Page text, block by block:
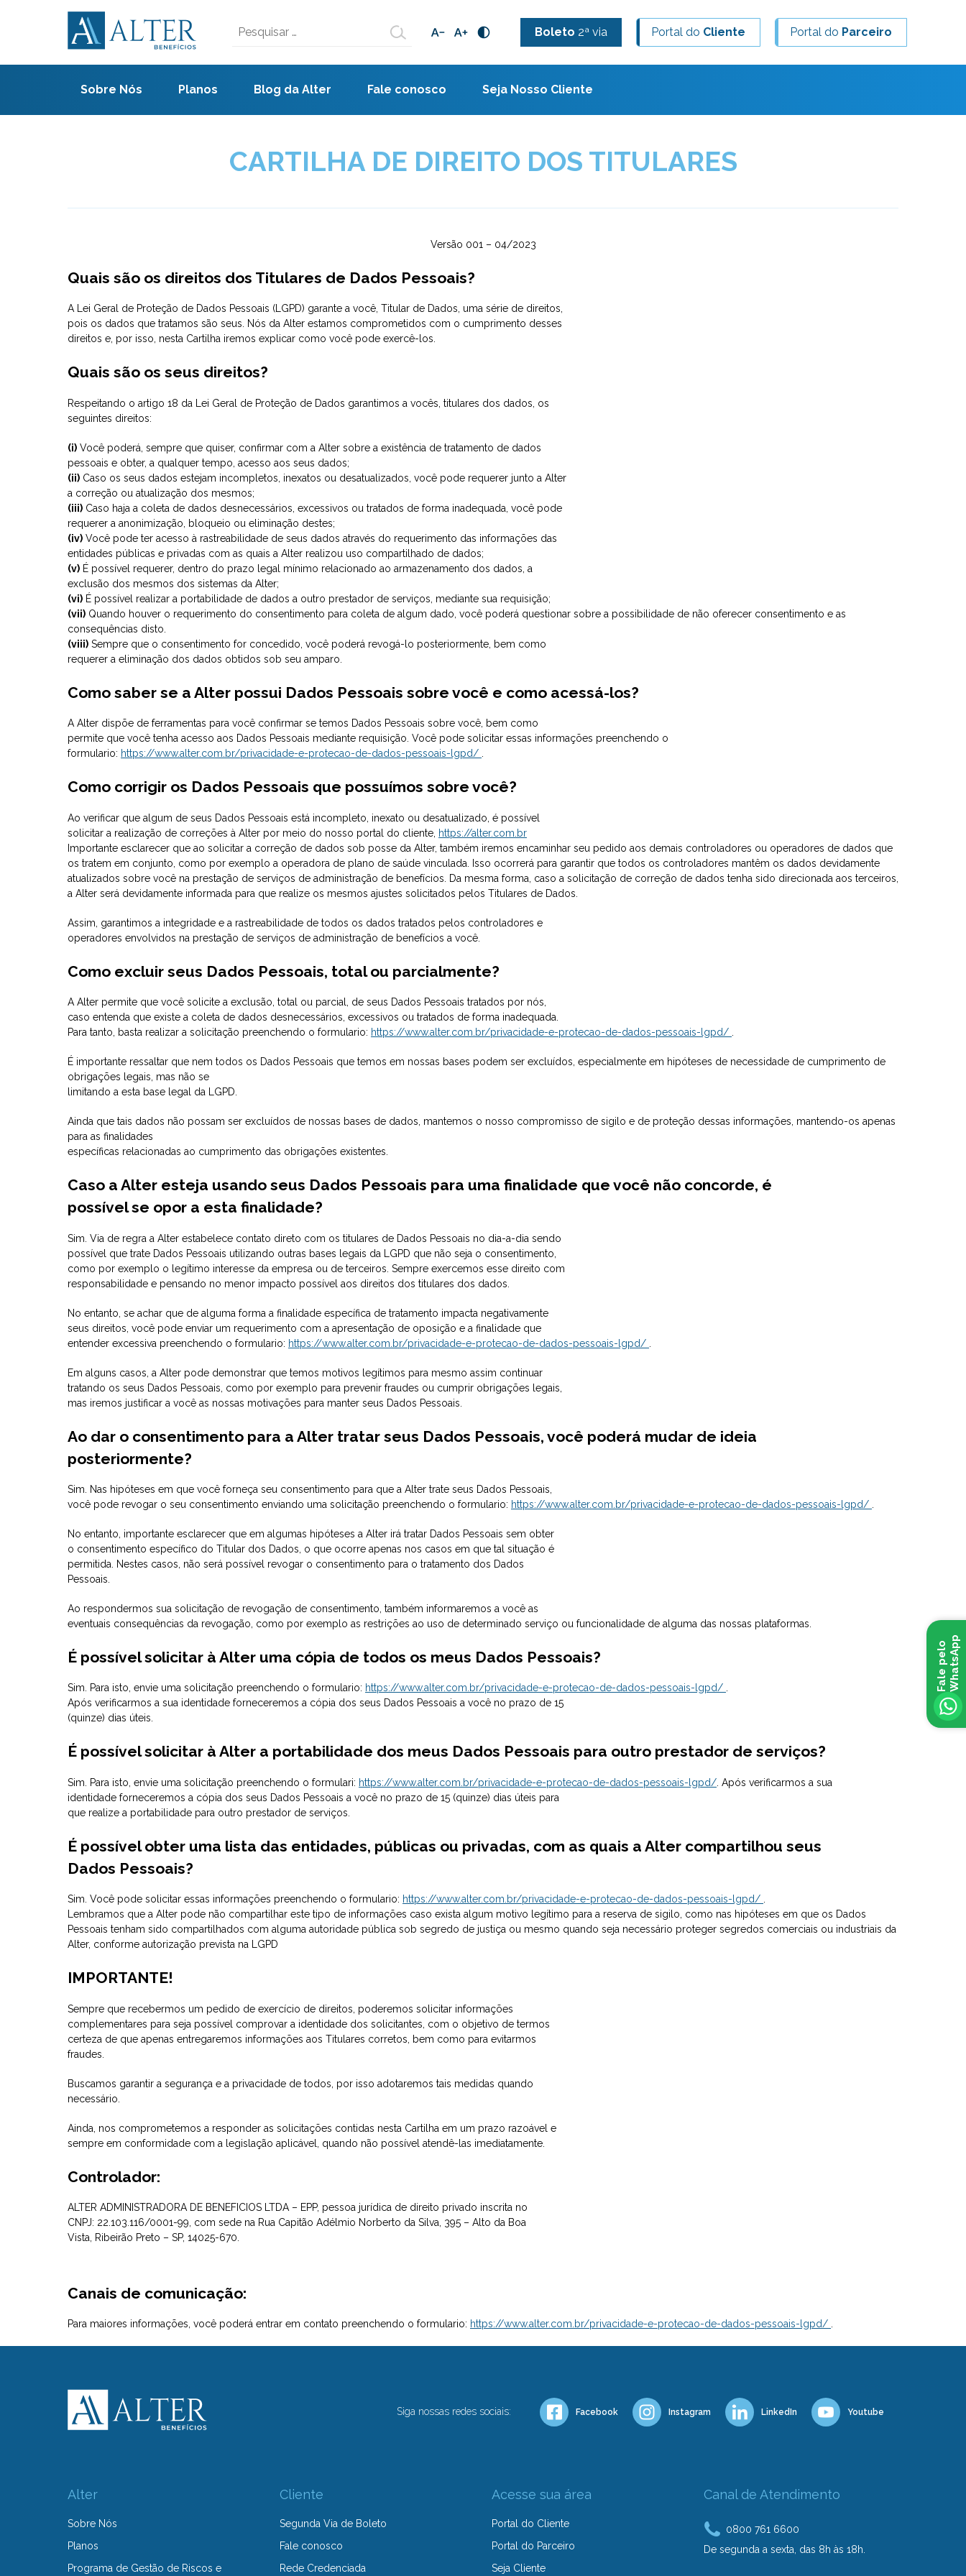
Pesquisar
Boleto 2ª via Portal do Cliente Portal do Parceiro
Sobre Nós Planos Blog da Alter Fale conosco Seja Nosso Cliente
CARTILHA DE DIREITO DOS TITULARES
Versão 001 – 04/2023
Quais são os direitos dos Titulares de Dados Pessoais?
A Lei Geral de Proteção de Dados Pessoais (LGPD) garante a você, Titular de Dados, uma série de direitos,
pois os dados que tratamos são seus. Nós da Alter estamos comprometidos com o cumprimento desses
direitos e, por isso, nesta Cartilha iremos explicar como você pode exercê-los.
Quais são os seus direitos?
Respeitando o artigo 18 da Lei Geral de Proteção de Dados garantimos a vocês, titulares dos dados, os
seguintes direitos:
(i) Você poderá, sempre que quiser, confirmar com a Alter sobre a existência de tratamento de dados
pessoais e obter, a qualquer tempo, acesso aos seus dados;
(ii) Caso os seus dados estejam incompletos, inexatos ou desatualizados, você pode requerer junto a Alter
a correção ou atualização dos mesmos;
(iii) Caso haja a coleta de dados desnecessários, excessivos ou tratados de forma inadequada, você pode
requerer a anonimização, bloqueio ou eliminação destes;
(iv) Você pode ter acesso à rastreabilidade de seus dados através do requerimento das informações das
entidades públicas e privadas com as quais a Alter realizou uso compartilhado de dados;
(v) É possível requerer, dentro do prazo legal mínimo relacionado ao armazenamento dos dados, a
exclusão dos mesmos dos sistemas da Alter;
(vi) É possível realizar a portabilidade de dados a outro prestador de serviços, mediante sua requisição;
(vii) Quando houver o requerimento do consentimento para coleta de algum dado, você poderá questionar sobre a possibilidade de não oferecer consentimento e as
consequências disto.
(viii) Sempre que o consentimento for concedido, você poderá revogá-lo posteriormente, bem como
requerer a eliminação dos dados obtidos sob seu amparo.
Como saber se a Alter possui Dados Pessoais sobre você e como acessá-los?
A Alter dispõe de ferramentas para você confirmar se temos Dados Pessoais sobre você, bem como
permite que você tenha acesso aos Dados Pessoais mediante requisição. Você pode solicitar essas informações preenchendo o
formulario: https://www.alter.com.br/privacidade-e-protecao-de-dados-pessoais-lgpd/ .
Como corrigir os Dados Pessoais que possuímos sobre você?
Ao verificar que algum de seus Dados Pessoais está incompleto, inexato ou desatualizado, é possível
solicitar a realização de correções à Alter por meio do nosso portal do cliente, https://alter.com.br
Importante esclarecer que ao solicitar a correção de dados sob posse da Alter, também iremos encaminhar seu pedido aos demais controladores ou operadores de dados que
os tratem em conjunto, como por exemplo a operadora de plano de saúde vinculada. Isso ocorrerá para garantir que todos os controladores mantêm os dados devidamente
atualizados sobre você na prestação de serviços de administração de benefícios. Da mesma forma, caso a solicitação de correção de dados tenha sido direcionada aos terceiros,
a Alter será devidamente informada para que realize os mesmos ajustes solicitados pelos Titulares de Dados.
Assim, garantimos a integridade e a rastreabilidade de todos os dados tratados pelos controladores e
operadores envolvidos na prestação de serviços de administração de benefícios a você.
Como excluir seus Dados Pessoais, total ou parcialmente?
A Alter permite que você solicite a exclusão, total ou parcial, de seus Dados Pessoais tratados por nós,
caso entenda que existe a coleta de dados desnecessários, excessivos ou tratados de forma inadequada.
Para tanto, basta realizar a solicitação preenchendo o formulario: https://www.alter.com.br/privacidade-e-protecao-de-dados-pessoais-lgpd/
É importante ressaltar que nem todos os Dados Pessoais que temos em nossas bases podem ser excluídos, especialmente em hipóteses de necessidade de cumprimento de
obrigações legais, mas não se
limitando a esta base legal da LGPD.
Ainda que tais dados não possam ser excluídos de nossas bases de dados, mantemos o nosso compromisso de sigilo e de proteção dessas informações, mantendo-os apenas
para as finalidades
específicas relacionadas ao cumprimento das obrigações existentes.
Caso a Alter esteja usando seus Dados Pessoais para uma finalidade que você não concorde, é
possível se opor a esta finalidade?
Sim. Via de regra a Alter estabelece contato direto com os titulares de Dados Pessoais no dia-a-dia sendo
possível que trate Dados Pessoais utilizando outras bases legais da LGPD que não seja o consentimento,
como por exemplo o legítimo interesse da empresa ou de terceiros. Sempre exercemos esse direito com
responsabilidade e pensando no menor impacto possível aos direitos dos titulares dos dados.
No entanto, se achar que de alguma forma a finalidade específica de tratamento impacta negativamente
seus direitos, você pode enviar um requerimento com a apresentação de oposição e a finalidade que
entender excessiva preenchendo o formulario: https://www.alter.com.br/privacidade-e-protecao-de-dados-pessoais-lgpd/
Em alguns casos, a Alter pode demonstrar que temos motivos legítimos para mesmo assim continuar
tratando os seus Dados Pessoais, como por exemplo para prevenir fraudes ou cumprir obrigações legais,
mas iremos justificar a você as nossas motivações para manter seus Dados Pessoais.
Ao dar o consentimento para a Alter tratar seus Dados Pessoais, você poderá mudar de ideia
posteriormente?
Sim. Nas hipóteses em que você forneça seu consentimento para que a Alter trate seus Dados Pessoais,
você pode revogar o seu consentimento enviando uma solicitação preenchendo o formulario: https://www.alter.com.br/privacidade-e-protecao-de-dados-pessoais-lgpd/
No entanto, importante esclarecer que em algumas hipóteses a Alter irá tratar Dados Pessoais sem obter
o consentimento específico do Titular dos Dados, o que ocorre apenas nos casos em que tal situação é
permitida. Nestes casos, não será possível revogar o consentimento para o tratamento dos Dados
Pessoais.
Ao respondermos sua solicitação de revogação de consentimento, também informaremos a você as
eventuais consequências da revogação, como por exemplo as restrições ao uso de determinado serviço ou funcionalidade de alguma das nossas plataformas.
É possível solicitar à Alter uma cópia de todos os meus Dados Pessoais?
Sim. Para isto, envie uma solicitação preenchendo o formulario: https://www.alter.com.br/privacidade-e-protecao-de-dados-pessoais-lgpd/ .
Após verificarmos a sua identidade forneceremos a cópia dos seus Dados Pessoais a você no prazo de 15
(quinze) dias úteis.
É possível solicitar à Alter a portabilidade dos meus Dados Pessoais para outro prestador de serviços?
Sim. Para isto, envie uma solicitação preenchendo o formulari: https://www.alter.com.br/privacidade-e-protecao-de-dados-pessoais-lgpd/ . Após verificarmos a sua
identidade forneceremos a cópia dos seus Dados Pessoais a você no prazo de 15 (quinze) dias úteis para
que realize a portabilidade para outro prestador de serviços.
É possível obter uma lista das entidades, públicas ou privadas, com as quais a Alter compartilhou seus
Dados Pessoais?
Sim. Você pode solicitar essas informações preenchendo o formulario: https://www.alter.com.br/privacidade-e-protecao-de-dados-pessoais-lgpd/ .
Lembramos que a Alter pode não compartilhar este tipo de informações caso exista algum motivo legítimo para a reserva de sigilo, como nas hipóteses em que os Dados
Pessoais tenham sido compartilhados com alguma autoridade pública sob segredo de justiça ou mesmo quando seja necessário proteger segredos comerciais ou industriais da
Alter, conforme autorização prevista na LGPD
IMPORTANTE!
Sempre que recebermos um pedido de exercício de direitos, poderemos solicitar informações
complementares para seja possível comprovar a identidade dos solicitantes, com o objetivo de termos
certeza de que apenas entregaremos informações aos Titulares corretos, bem como para evitarmos
fraudes.
Buscamos garantir a segurança e a privacidade de todos, por isso adotaremos tais medidas quando
necessário.
Ainda, nos comprometemos a responder as solicitações contidas nesta Cartilha em um prazo razoável e
sempre em conformidade com a legislação aplicável, quando não possível atendê-las imediatamente.
Controlador:
ALTER ADMINISTRADORA DE BENEFICIOS LTDA – EPP, pessoa jurídica de direito privado inscrita no
CNPJ: 22.103.116/0001-99, com sede na Rua Capitão Adélmio Norberto da Silva, 395 – Alto da Boa
Vista, Ribeirão Preto – SP, 14025-670.
Canais de comunicação:
Para maiores informações, você poderá entrar em contato preenchendo o formulario: https://www.alter.com.br/privacidade-e-protecao-de-dados-pessoais-lgpd/ .
Siga nossas redes sociais: Facebook Instagram LinkedIn Youtube
Alter
Sobre Nós
Planos
Programa de Gestão de Riscos e
Cliente
Segunda Via de Boleto
Fale conosco
Rede Credenciada
Acesse sua área
Portal do Cliente
Portal do Parceiro
Seja Cliente
Canal de Atendimento
0800 761 6600
De segunda a sexta, das 8h às 18h.
F
a
l
e
p
e
l
o
W
h
a
t
s
A
pp